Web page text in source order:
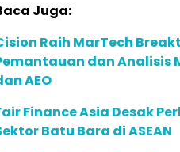
Juga:
Raih MarTech
dan Analisis
AEO
Finance Asia Desak
Batu Bara di ASEAN